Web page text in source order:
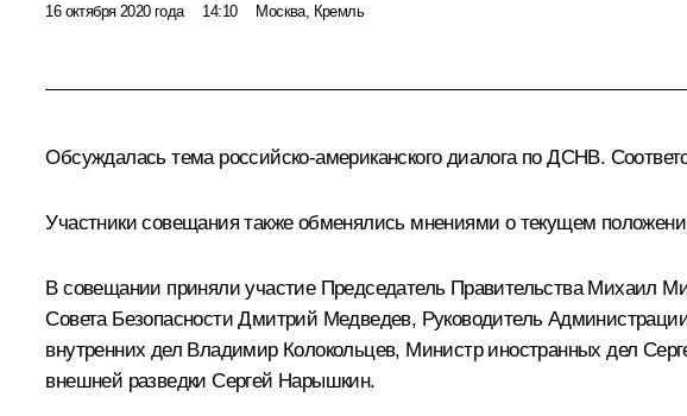
16 октября 2020 года 14:10 Москва, Кремль
Обсуждалась тема российско‑американского диалога по ДСНВ.
Участники совещания также обменялись мнениями о текущем
В совещании приняли участие Председатель Правительства Михаил
Совета БезопасностиДмитрий Медведев, Руководитель
внутренних дел Владимир Колокольцев, Министр иностранных дел
внешней разведкиСергей Нарышкин.